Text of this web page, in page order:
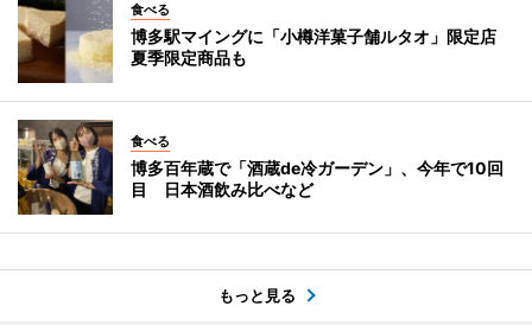
食べる
博多駅マイングに「小樽洋菓子舗ルタオ」限定店
夏季限定商品も
食べる
博多百年蔵で「酒蔵de冷ガーデン」、今年で10回
目 日本酒飲み比べなど
もっと見る